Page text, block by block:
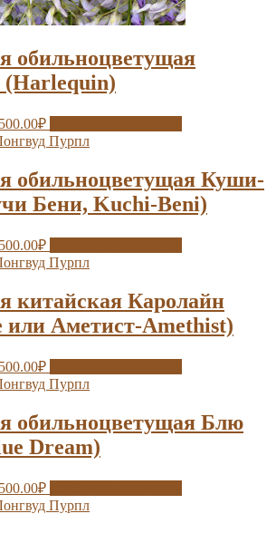
обильноцветущая
₽
обильноцветущая Куши-
Бени, Kuchi-Beni)
₽
китайская Каролайн
или Аметист-Amethist)
₽
обильноцветущая Блю
Dream)
₽